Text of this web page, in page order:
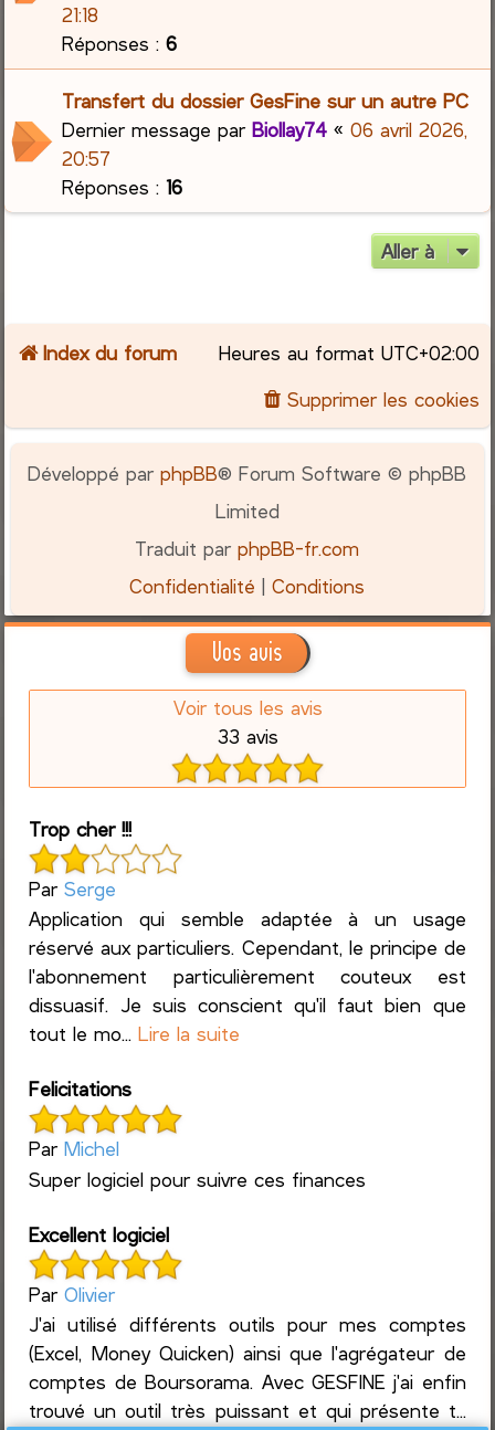
21:18
Réponses :6
Transfert du dossier GesFine sur un autre PC
Dernier message parBiollay74 «06 avril 2026,
20:57
Réponses :16
Aller à
Index du forum Heures au format UTC+02:00
Supprimer les cookies
Développé parphpBB® Forum Software © phpBB
Limited
Traduit parphpBB-fr.com
Confidentialité |Conditions
Vos avis
Voir tous les avis
33 avis
Trop cher !!!
ParSerge
Application qui semble adaptée à un usage
réservé aux particuliers. Cependant, le principe de
l'abonnement particulièrement couteux est
dissuasif. Je suis conscient qu'il faut bien que
tout le mo...Lire la suite
Felicitations
ParMichel
Super logiciel pour suivre ces finances
Excellent logiciel
ParOlivier
J'ai utilisé différents outils pour mes comptes
(Excel, Money Quicken) ainsi que l'agrégateur de
comptes de Boursorama. Avec GESFINE j'ai enfin
trouvé un outil très puissant et qui présente t...